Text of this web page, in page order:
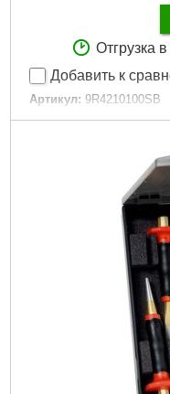
Отгрузка
Добавить к
Артикул: 9R4210100SB
Код товара: 31.00.86